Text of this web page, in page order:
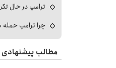
ترامپ در حال
چرا ترامپ حمله
مطالب پیشنهادی